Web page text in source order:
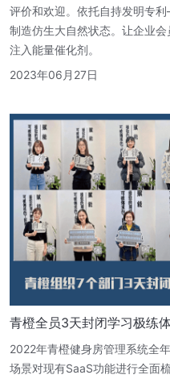
评价和欢迎。依托自持发明专
制造仿生大自然状态。让企业
注入能量催化剂。
2023年06月27日
青橙全员3天封闭学习极练
2022年青橙健身房管理系统全
场景对现有SaaS功能进行全面